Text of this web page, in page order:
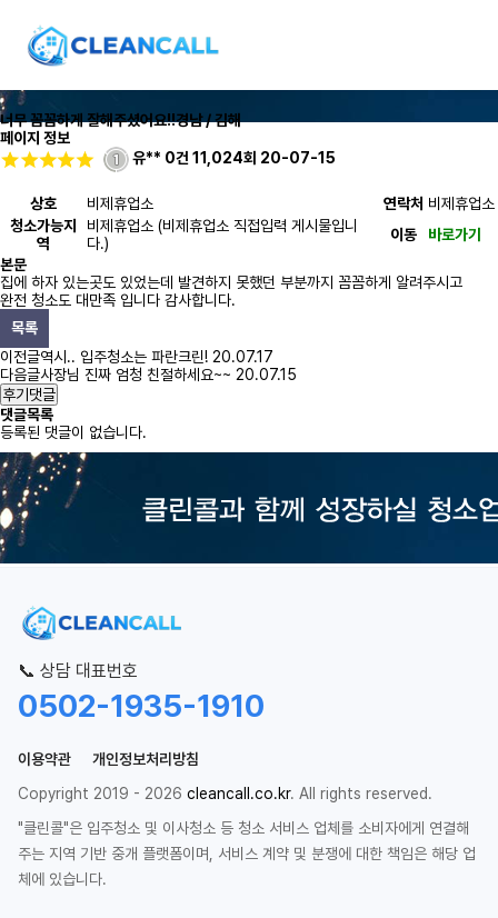
너무 꼼꼼하게 잘해주셨어요!!경남 / 김해
페이지 정보
유** 0건 11,024회 20-07-15
상호 비제휴업소 연락처 비제휴업소
청소가능지
역
비제휴업소 (비제휴업소 직접입력 게시물입니
다.)
이동
바로가기
본문
집에 하자 있는곳도 있었는데 발견하지 못했던 부분까지 꼼꼼하게 알려주시고
완전 청소도 대만족 입니다 감사합니다.
목록
이전글역시.. 입주청소는 파란크린! 20.07.17
다음글사장님 진짜 엄청 친절하세요~~ 20.07.15
후기댓글
댓글목록
등록된 댓글이 없습니다.
📞 상담 대표번호
0502-1935-1910
이용약관
개인정보처리방침
Copyright 2019 - 2026 cleancall.co.kr. All rights reserved.
"클린콜"은 입주청소 및 이사청소 등 청소 서비스 업체를 소비자에게 연결해
주는 지역 기반 중개 플랫폼이며, 서비스 계약 및 분쟁에 대한 책임은 해당 업
체에 있습니다.